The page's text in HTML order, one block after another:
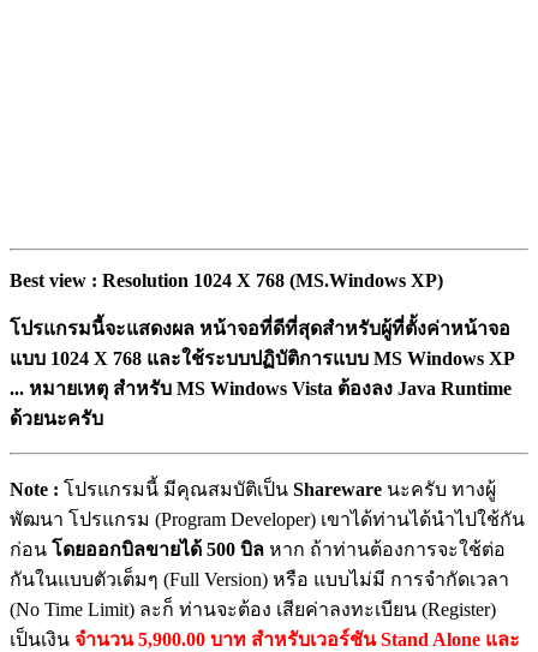
Best view : Resolution 1024 X 768 (MS.Windows XP)
โปรแกรมนี้จะแสดงผล หน้าจอที่ดีที่สุดสำหรับผู้ที่ตั้งค่าหน้าจอ
แบบ 1024 X 768 และใช้ระบบปฏิบัติการแบบ MS Windows XP
... หมายเหตุ สำหรับ MS Windows Vista ต้องลง Java Runtime
ด้วยนะครับ
Note : โปรแกรมนี้ มีคุณสมบัติเป็น Shareware นะครับ ทางผู้
พัฒนา โปรแกรม (Program Developer) เขาได้ท่านได้นำไปใช้กัน
ก่อน โดยออกบิลขายได้ 500 บิล หาก ถ้าท่านต้องการจะใช้ต่อ
กันในแบบตัวเต็มๆ (Full Version) หรือ แบบไม่มี การจำกัดเวลา
(No Time Limit) ละก็ ท่านจะต้อง เสียค่าลงทะเบียน (Register)
เป็นเงิน จำนวน 5,900.00 บาท สำหรับเวอร์ชัน Stand Alone และ